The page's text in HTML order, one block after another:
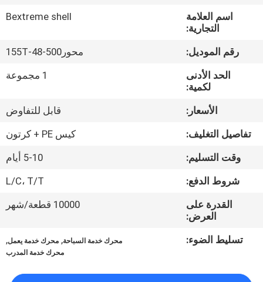
فيديو
حول
في
المعمل
ضبط
الجودة
اتصل
اسم العلامة
التجارية:
Bextreme shell
رقم الموديل:
محور500-48-155T
الحد الأدنى
لكمية:
1 مجموعة
الأسعار:
قابل للتفاوض
تفاصيل التغليف:
كيس PE + كرتون
وقت التسليم:
5-10 أيام
شروط الدفع:
L/C، T/T
القدرة على
العرض:
10000 قطعة/شهر
تسليط الضوء: محرك خدمة السباحة, محرك خدمة يعمل,
محرك خدمة المدرب